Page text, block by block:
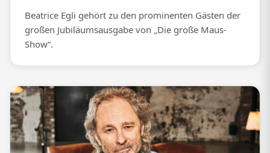
Beatrice Egli gehört zu den prominenten Gästen der
großen Jubiläumsausgabe von „Die große Maus-
Show“.